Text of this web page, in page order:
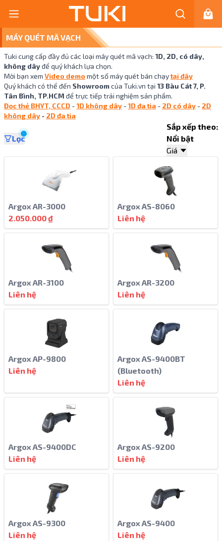
MÁY QUÉT MÃ VẠCH
Tuki cung cấp đầy đủ các loại máy quét mã vạch: 1D, 2D, có dây,
không dâyđể quý khách lựa chọn.
Mời bạn xem Video demomột số máy quét bán chạytại đây
Quý khách có thể đến Showroomcủa Tuki.vn tại 13 Bàu Cát 7, P.
Tân Bình, TP.HCM để trực tiếp trải nghiệm sản phẩm.
Đọc thẻ BHYT, CCCD -1D không dây -1D đa tia - 2D có dây - 2D
không dây - 2D đa tia
Lọc
Sắp xếp theo:
Nổi bật
Giá
Argox AR-3000
2.050.000 ₫
Argox AS-8060
Liên hệ
Argox AR-3100
Liên hệ
Argox AR-3200
Liên hệ
Argox AP-9800
Liên hệ
Argox AS-9400BT
(Bluetooth)
Liên hệ
Argox AS-9400DC
Liên hệ
Argox AS-9200
Liên hệ
Argox AS-9300
Liên hệ
Argox AS-9400
Liên hệ